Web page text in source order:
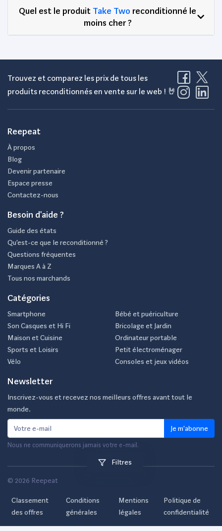
Filtres
Quel est le produit Take Two reconditionné le
moins cher ?
Trouvez et comparez les prix de tous les
produits reconditionnés en vente sur le web ! 🤘
Reepeat
À propos
Blog
Devenir partenaire
Espace presse
Contactez-nous
Besoin d'aide ?
Guide des états
Qu’est-ce que le reconditionné ?
Questions fréquentes
Marques A à Z
Tous nos marchands
Catégories
Smartphone
Son Casques et Hi Fi
Maison et Cuisine
Sports et Loisirs
Vélo
Bébé et puériculture
Bricolage et Jardin
Ordinateur portable
Petit électroménager
Consoles et jeux vidéos
Newsletter
Inscrivez-vous et recevez nos meilleurs offres avant tout le
monde.
Je m'abonne
Nous ne communiquerons jamais votre e-mail.
© 2026 Reepeat
Classement
des offres
Conditions
générales
Mentions
légales
Politique de
confidentialité